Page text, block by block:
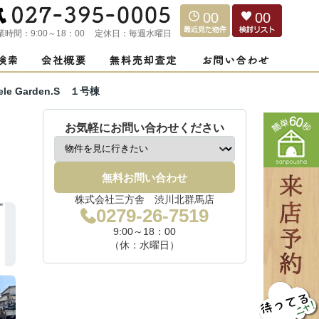
時間： 9:00～18：00 定休日： 毎週水曜日
00 00
Garden.S １号棟
お気軽にお問い合わせください
無料お問い合わせ
株式会社三方舎 渋川北群馬店
0279-26-7519
9:00～18：00
（休：水曜日）